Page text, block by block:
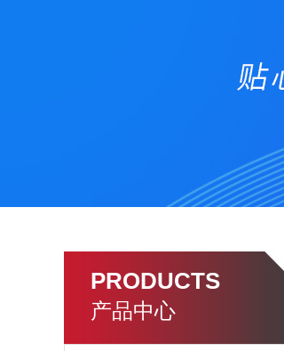
PRODUCTS
产品中心